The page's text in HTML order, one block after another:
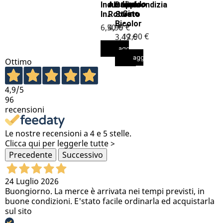
Industriale
In...
6,50 €
aggiungi al carrello
Alzaimmondizia
Robusto
4,99 €
aggiungi al carrello
Doppio
Strato
Bicolor
3,49 €
aggiungi al carrello
Umido
Gino
-...
12,90 €
aggiungi al carrello
Ottimo
4,9/5
96
recensioni
Le nostre recensioni a 4 e 5 stelle.
Clicca qui per leggerle tutte >
Precedente
Successivo
24 Luglio 2026
Buongiorno. La merce è arrivata nei tempi previsti, in
buone condizioni. E'stato facile ordinarla ed acquistarla
sul sito